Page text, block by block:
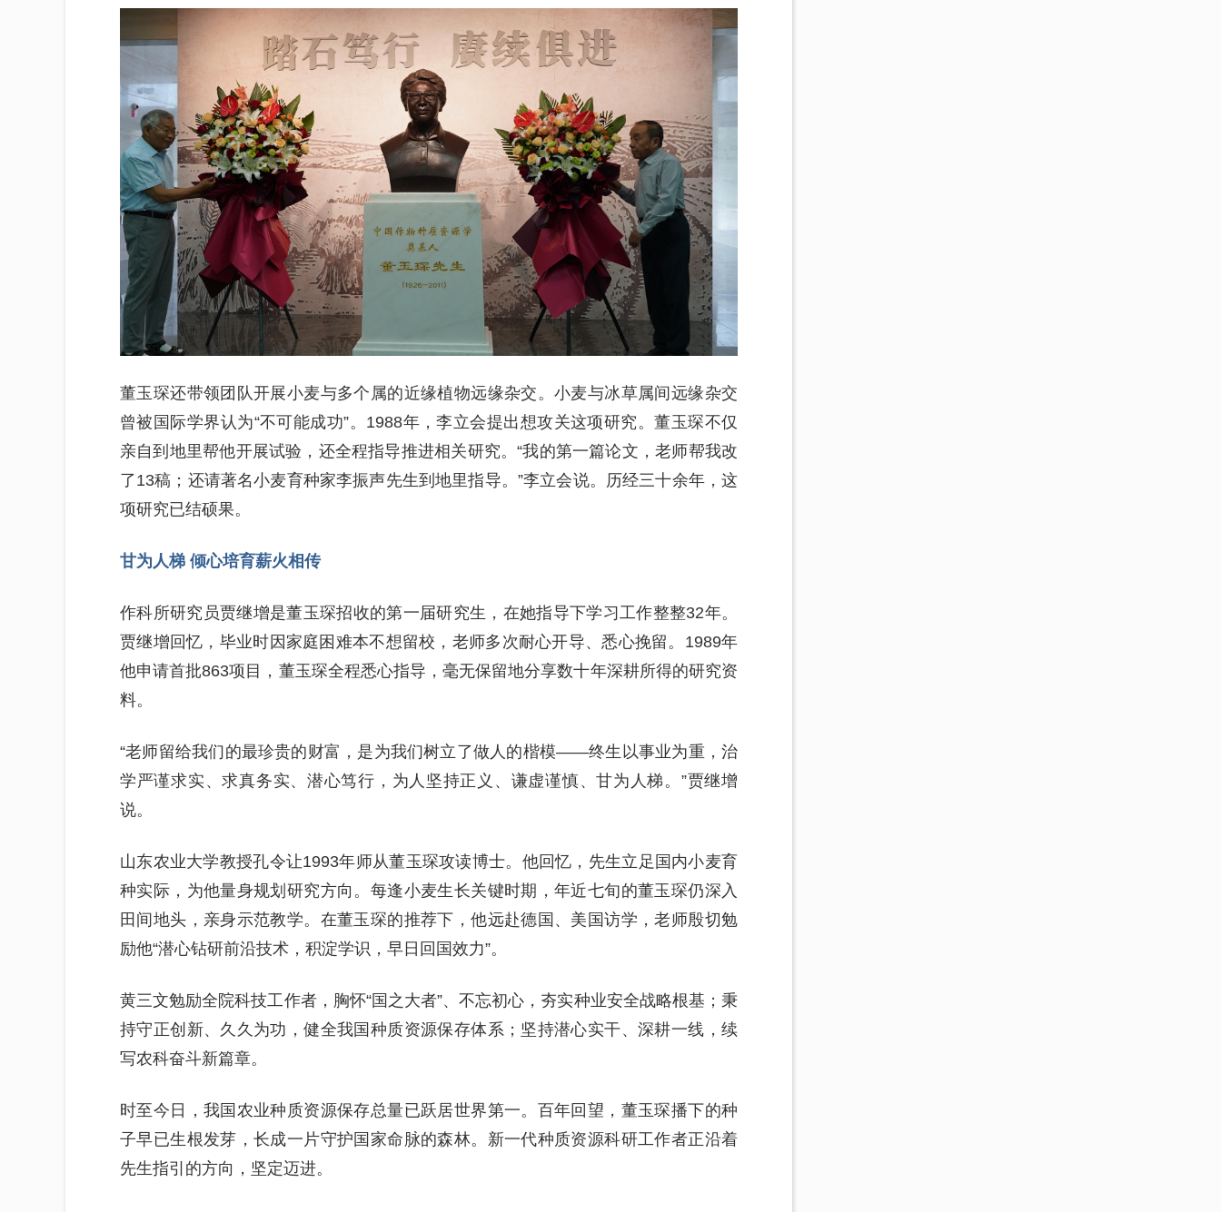
董玉琛还带领团队开展小麦与多个属的近缘植物远缘杂交。小麦与冰草属间远缘杂交
曾被国际学界认为“不可能成功”。1988年，李立会提出想攻关这项研究。董玉琛不仅
亲自到地里帮他开展试验，还全程指导推进相关研究。“我的第一篇论文，老师帮我改
了13稿；还请著名小麦育种家李振声先生到地里指导。”李立会说。历经三十余年，这
项研究已结硕果。
甘为人梯 倾心培育薪火相传
作科所研究员贾继增是董玉琛招收的第一届研究生，在她指导下学习工作整整32年。
贾继增回忆，毕业时因家庭困难本不想留校，老师多次耐心开导、悉心挽留。1989年
他申请首批863项目，董玉琛全程悉心指导，毫无保留地分享数十年深耕所得的研究资
料。
“老师留给我们的最珍贵的财富，是为我们树立了做人的楷模——终生以事业为重，治
学严谨求实、求真务实、潜心笃行，为人坚持正义、谦虚谨慎、甘为人梯。”贾继增
说。
山东农业大学教授孔令让1993年师从董玉琛攻读博士。他回忆，先生立足国内小麦育
种实际，为他量身规划研究方向。每逢小麦生长关键时期，年近七旬的董玉琛仍深入
田间地头，亲身示范教学。在董玉琛的推荐下，他远赴德国、美国访学，老师殷切勉
励他“潜心钻研前沿技术，积淀学识，早日回国效力”。
黄三文勉励全院科技工作者，胸怀“国之大者”、不忘初心，夯实种业安全战略根基；秉
持守正创新、久久为功，健全我国种质资源保存体系；坚持潜心实干、深耕一线，续
写农科奋斗新篇章。
时至今日，我国农业种质资源保存总量已跃居世界第一。百年回望，董玉琛播下的种
子早已生根发芽，长成一片守护国家命脉的森林。新一代种质资源科研工作者正沿着
先生指引的方向，坚定迈进。